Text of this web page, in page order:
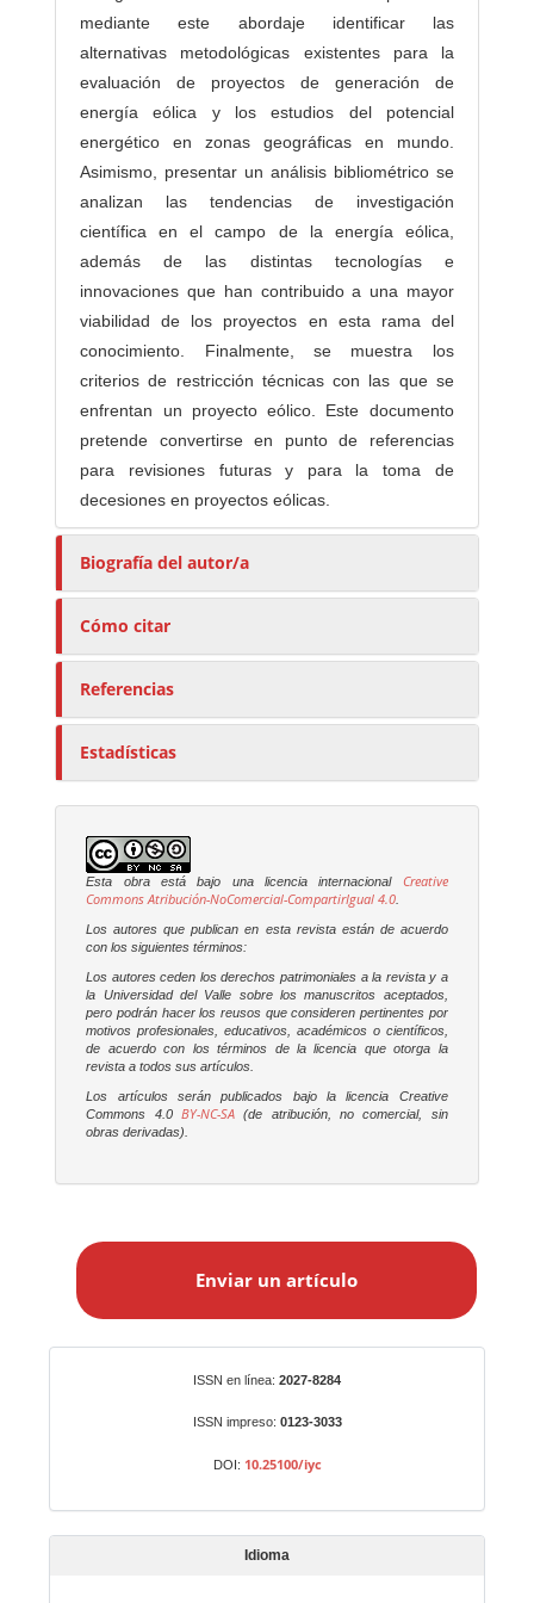
mediante este abordaje identificar las
alternativas metodológicas existentes para la
evaluación de proyectos de generación de
energía eólica y los estudios del potencial
energético en zonas geográficas en mundo.
Asimismo, presentar un análisis bibliométrico se
analizan las tendencias de investigación
científica en el campo de la energía eólica,
además de las distintas tecnologías e
innovaciones que han contribuido a una mayor
viabilidad de los proyectos en esta rama del
conocimiento. Finalmente, se muestra los
criterios de restricción técnicas con las que se
enfrentan un proyecto eólico. Este documento
pretende convertirse en punto de referencias
para revisiones futuras y para la toma de
decesiones en proyectos eólicas.
Biografía del autor/a
Cómo citar
Referencias
Estadísticas
Esta obra está bajo una licencia internacional
Creative
Commons Atribución-NoComercial-CompartirIgual 4.0.
Los autores que publican en esta revista están de acuerdo
con los siguientes términos:
Los autores ceden los derechos patrimoniales a la revista y a
la Universidad del Valle sobre los manuscritos aceptados,
pero podrán hacer los reusos que consideren pertinentes por
motivos profesionales, educativos, académicos o científicos,
de acuerdo con los términos de la licencia que otorga la
revista a todos sus artículos.
Los artículos serán publicados bajo la licencia Creative
Commons 4.0BY-NC-SA(de atribución, no comercial, sin
obras derivadas).
a
t
í
Enviar un artículo
ISSN en línea: 2027-8284
ISSN impreso: 0123-3033
DOI: 10.25100/iyc
Idioma